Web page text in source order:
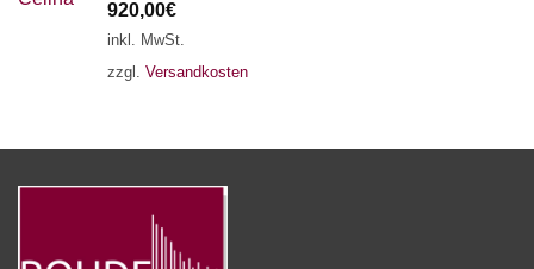
920,00€
inkl. MwSt.
zzgl. Versandkosten